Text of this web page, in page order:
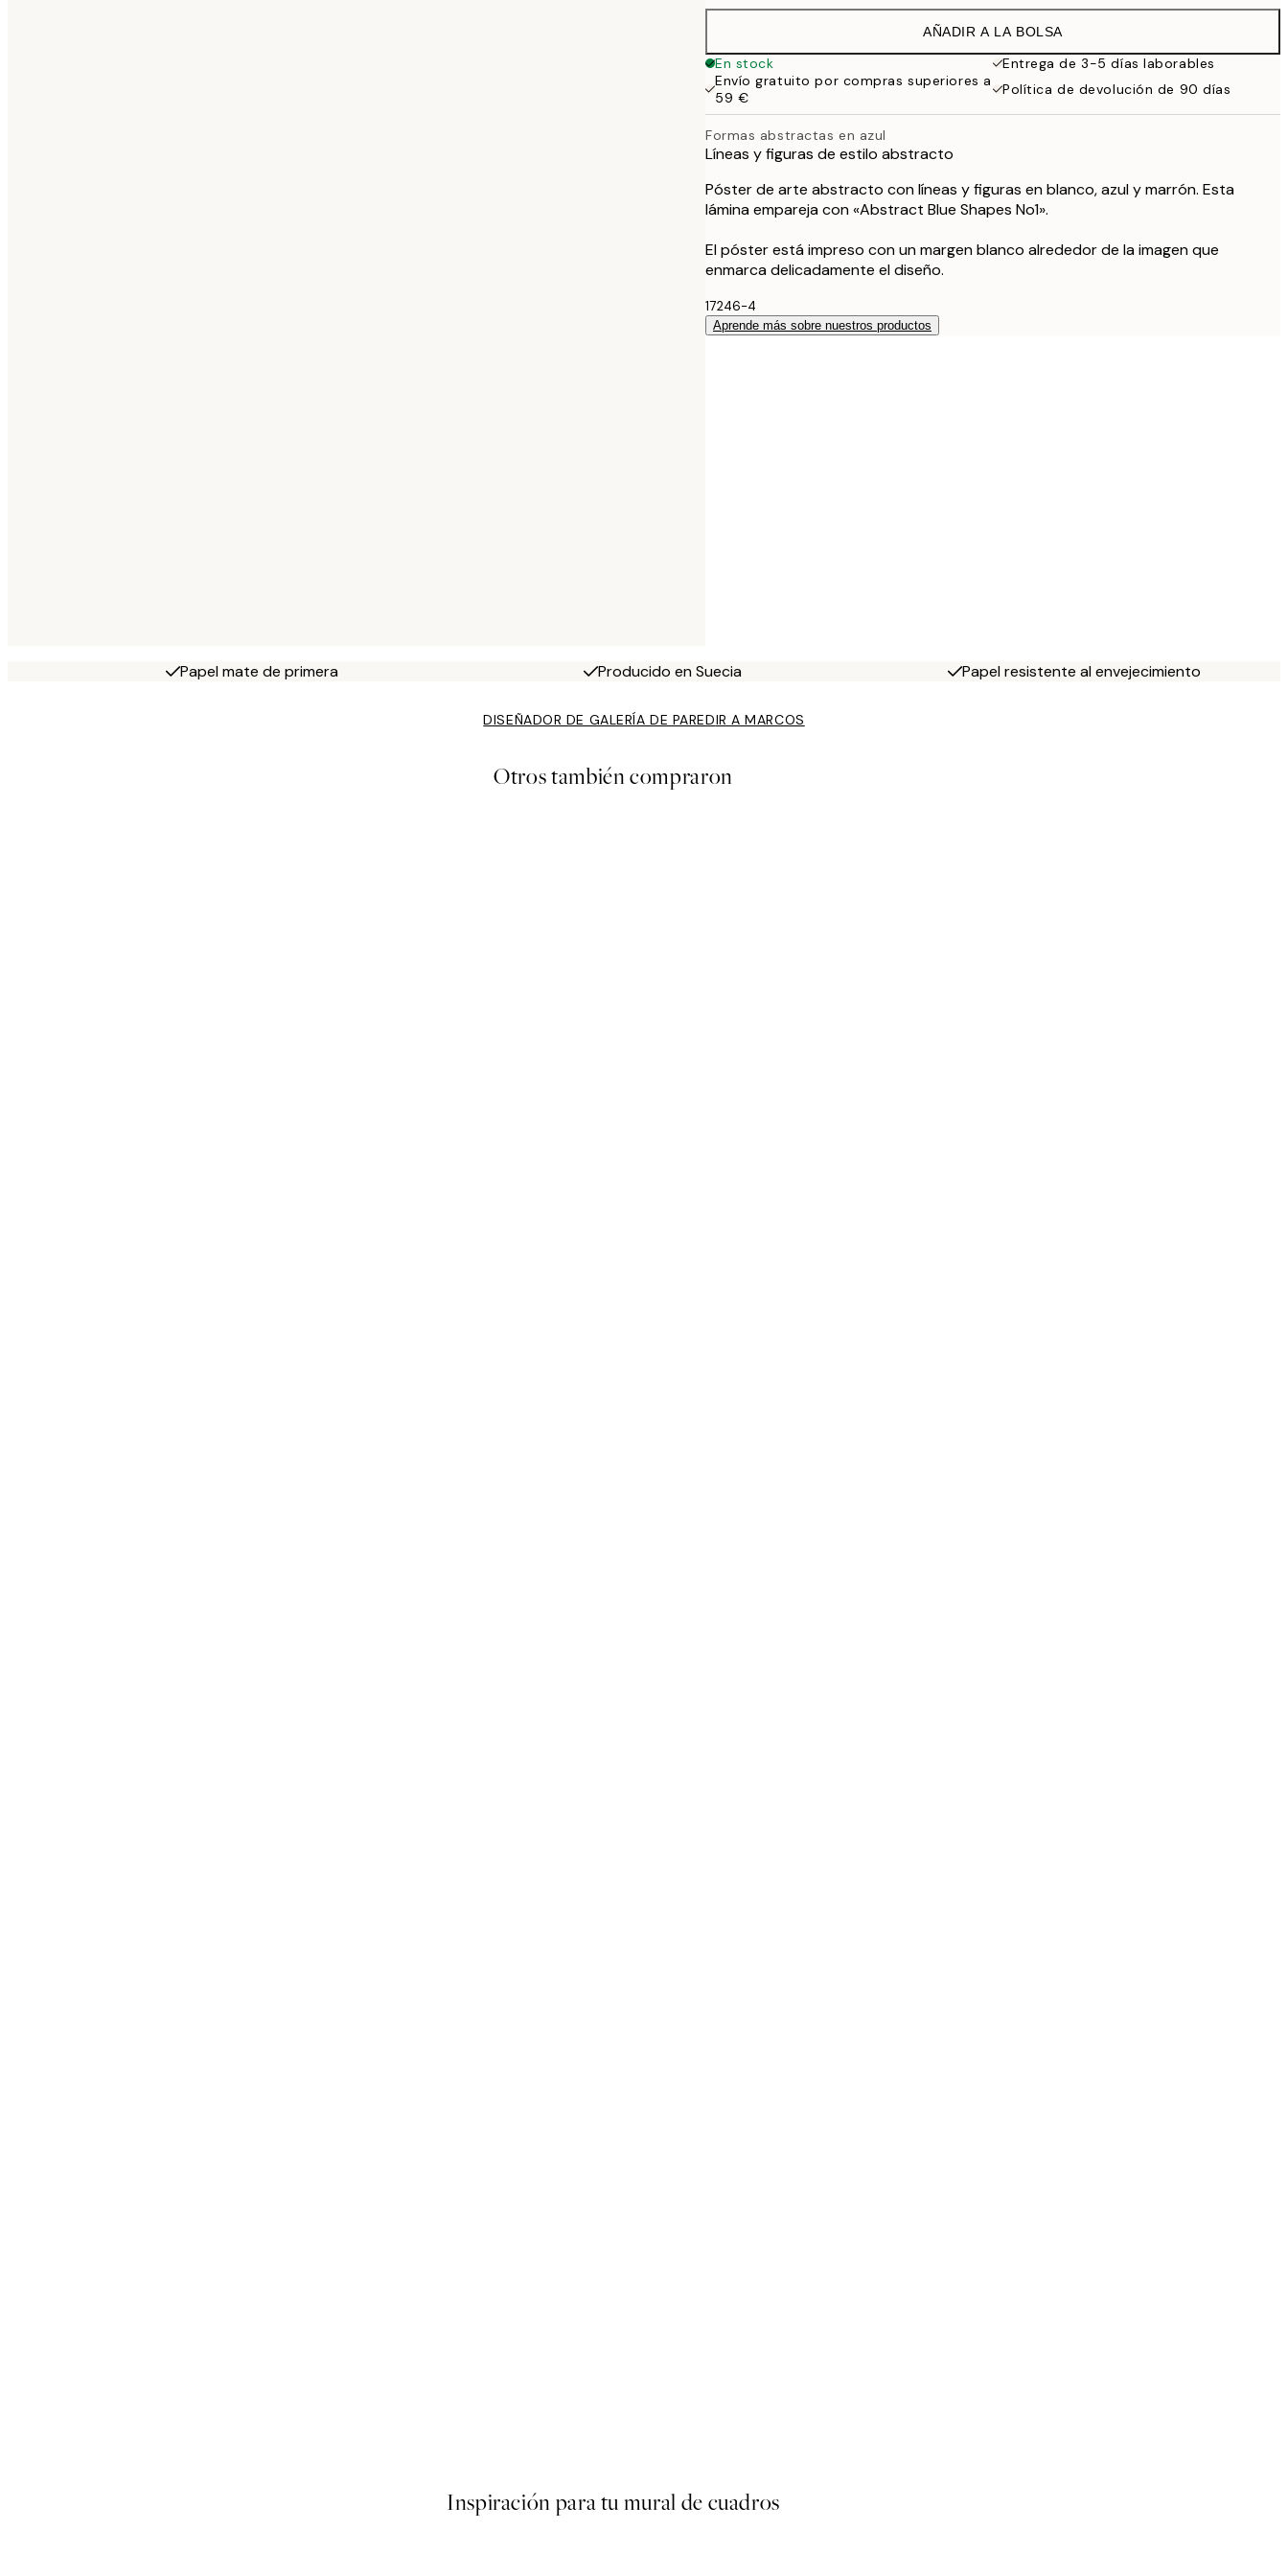
32,45 €
AÑADIR A LA BOLSA
En stock
Entrega de 3-5 días laborables
Envío gratuito por compras superiores a
59 €
Política de devolución de 90 días
Formas abstractas en azul
Líneas y figuras de estilo abstracto
Póster de arte abstracto con líneas y figuras en blanco, azul y marrón. Esta
lámina empareja con «Abstract Blue Shapes No1».
El póster está impreso con un margen blanco alrededor de la imagen que
enmarca delicadamente el diseño.
17246-4
Aprende más sobre nuestros productos
Papel mate de primera Producido en Suecia Papel resistente al envejecimiento
DISEÑADOR DE GALERÍA DE PAREDIR A MARCOS
Otros también compraron
Inspiración para tu mural de cuadros